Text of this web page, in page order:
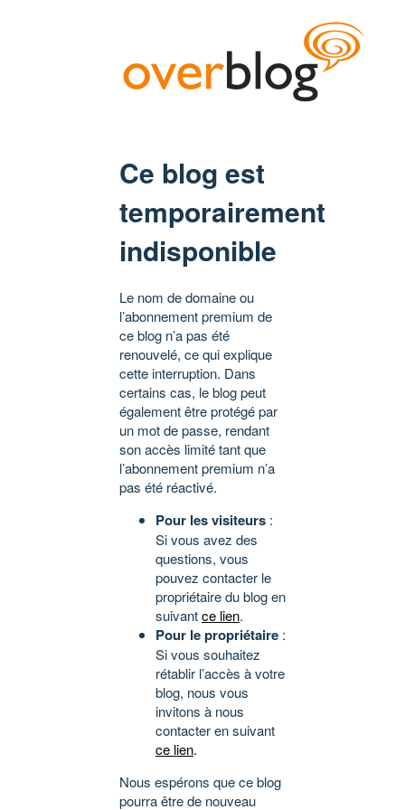
Ce blog est
temporairement
indisponible
Le nom de domaine ou
l’abonnement premium de
ce blog n’a pas été
renouvelé, ce qui explique
cette interruption. Dans
certains cas, le blog peut
également être protégé par
un mot de passe, rendant
son accès limité tant que
l’abonnement premium n’a
pas été réactivé.
Pour les visiteurs :
Si vous avez des
questions, vous
pouvez contacter le
propriétaire du blog en
suivantce lien.
Pour le propriétaire :
Si vous souhaitez
rétablir l’accès à votre
blog, nous vous
invitons à nous
contacter en suivant
ce lien.
Nous espérons que ce blog
pourra être de nouveau